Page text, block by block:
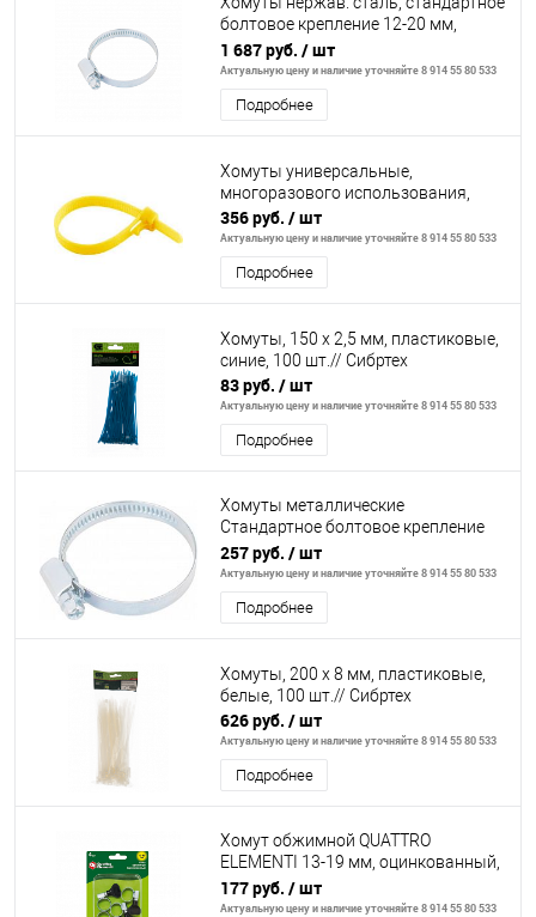
болтовое крепление 12-20 мм,
ширина 9 мм, 100 шт.// Сибртех
1 687 руб. / шт
Актуальную цену и наличие уточняйте 8 914 55 80 533
Подробнее
Хомуты универсальные,
многоразового использования,
356 руб. / шт
Актуальную цену и наличие уточняйте 8 914 55 80 533
Подробнее
Хомуты, 150 х 2,5 мм, пластиковые,
синие, 100 шт.// Сибртех
83 руб. / шт
Актуальную цену и наличие уточняйте 8 914 55 80 533
Подробнее
Хомуты металлические
Стандартное болтовое крепление
110-130мм, 25шт/уп,ширина 9мм //
ШУРУПЬ
257 руб. / шт
Актуальную цену и наличие уточняйте 8 914 55 80 533
Подробнее
Хомуты, 200 х 8 мм, пластиковые,
белые, 100 шт.// Сибртех
626 руб. / шт
Актуальную цену и наличие уточняйте 8 914 55 80 533
Подробнее
Хомут обжимной QUATTRO
ELEMENTI 13-19 мм, оцинкованный,
с ключом, 4 шт в блистере
177 руб. / шт
Актуальную цену и наличие уточняйте 8 914 55 80 533